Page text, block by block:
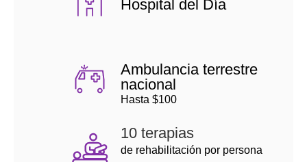
Hospital del Día
Ambulancia terrestre
nacional
Hasta $100
10 terapias
de rehabilitación por persona